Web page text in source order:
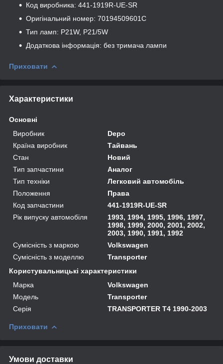
Код виробника: 441-1919R-UE-SR
Оригінальний номер: 70194509601C
Тип ламп: P21W, P21/5W
Додаткова інформація: без тримача лампи
Приховати
Характеристики
Основні
Виробник
Depo
Країна виробник
Тайвань
Стан
Новий
Тип запчастини
Аналог
Тип техніки
Легковий автомобіль
Положення
Права
Код запчастини
441-1919R-UE-SR
Рік випуску автомобіля
1993, 1994, 1995, 1996, 1997,
1998, 1999, 2000, 2001, 2002,
2003, 1990, 1991, 1992
Сумісність з маркою
Volkswagen
Сумісність з моделлю
Transporter
Користувальницькі характеристики
Марка
Volkswagen
Модель
Transporter
Серія
TRANSPORTER T4 1990-2003
Приховати
Умови доставки